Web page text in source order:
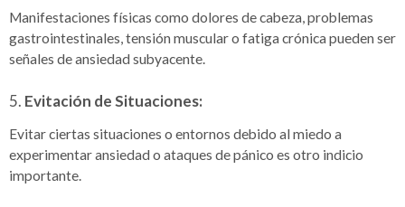
Manifestaciones físicas como dolores de cabeza, problemas
gastrointestinales, tensión muscular o fatiga crónica pueden ser
señales de ansiedad subyacente.
5. Evitación de Situaciones:
Evitar ciertas situaciones o entornos debido al miedo a
experimentar ansiedad o ataques de pánico es otro indicio
importante.